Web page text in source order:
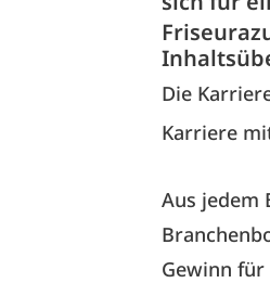
Die
Karriere
Aus jedem
Gewinn für